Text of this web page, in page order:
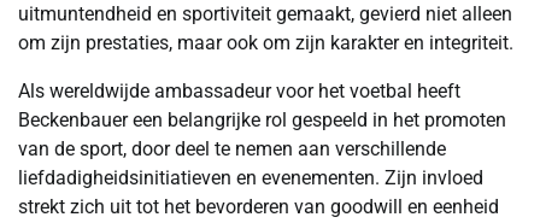
uitmuntendheid en sportiviteit gemaakt, gevierd niet alleen
om zijn prestaties, maar ook om zijn karakter en integriteit.
Als wereldwijde ambassadeur voor het voetbal heeft
Beckenbauer een belangrijke rol gespeeld in het promoten
van de sport, door deel te nemen aan verschillende
liefdadigheidsinitiatieven en evenementen. Zijn invloed
strekt zich uit tot het bevorderen van goodwill en eenheid